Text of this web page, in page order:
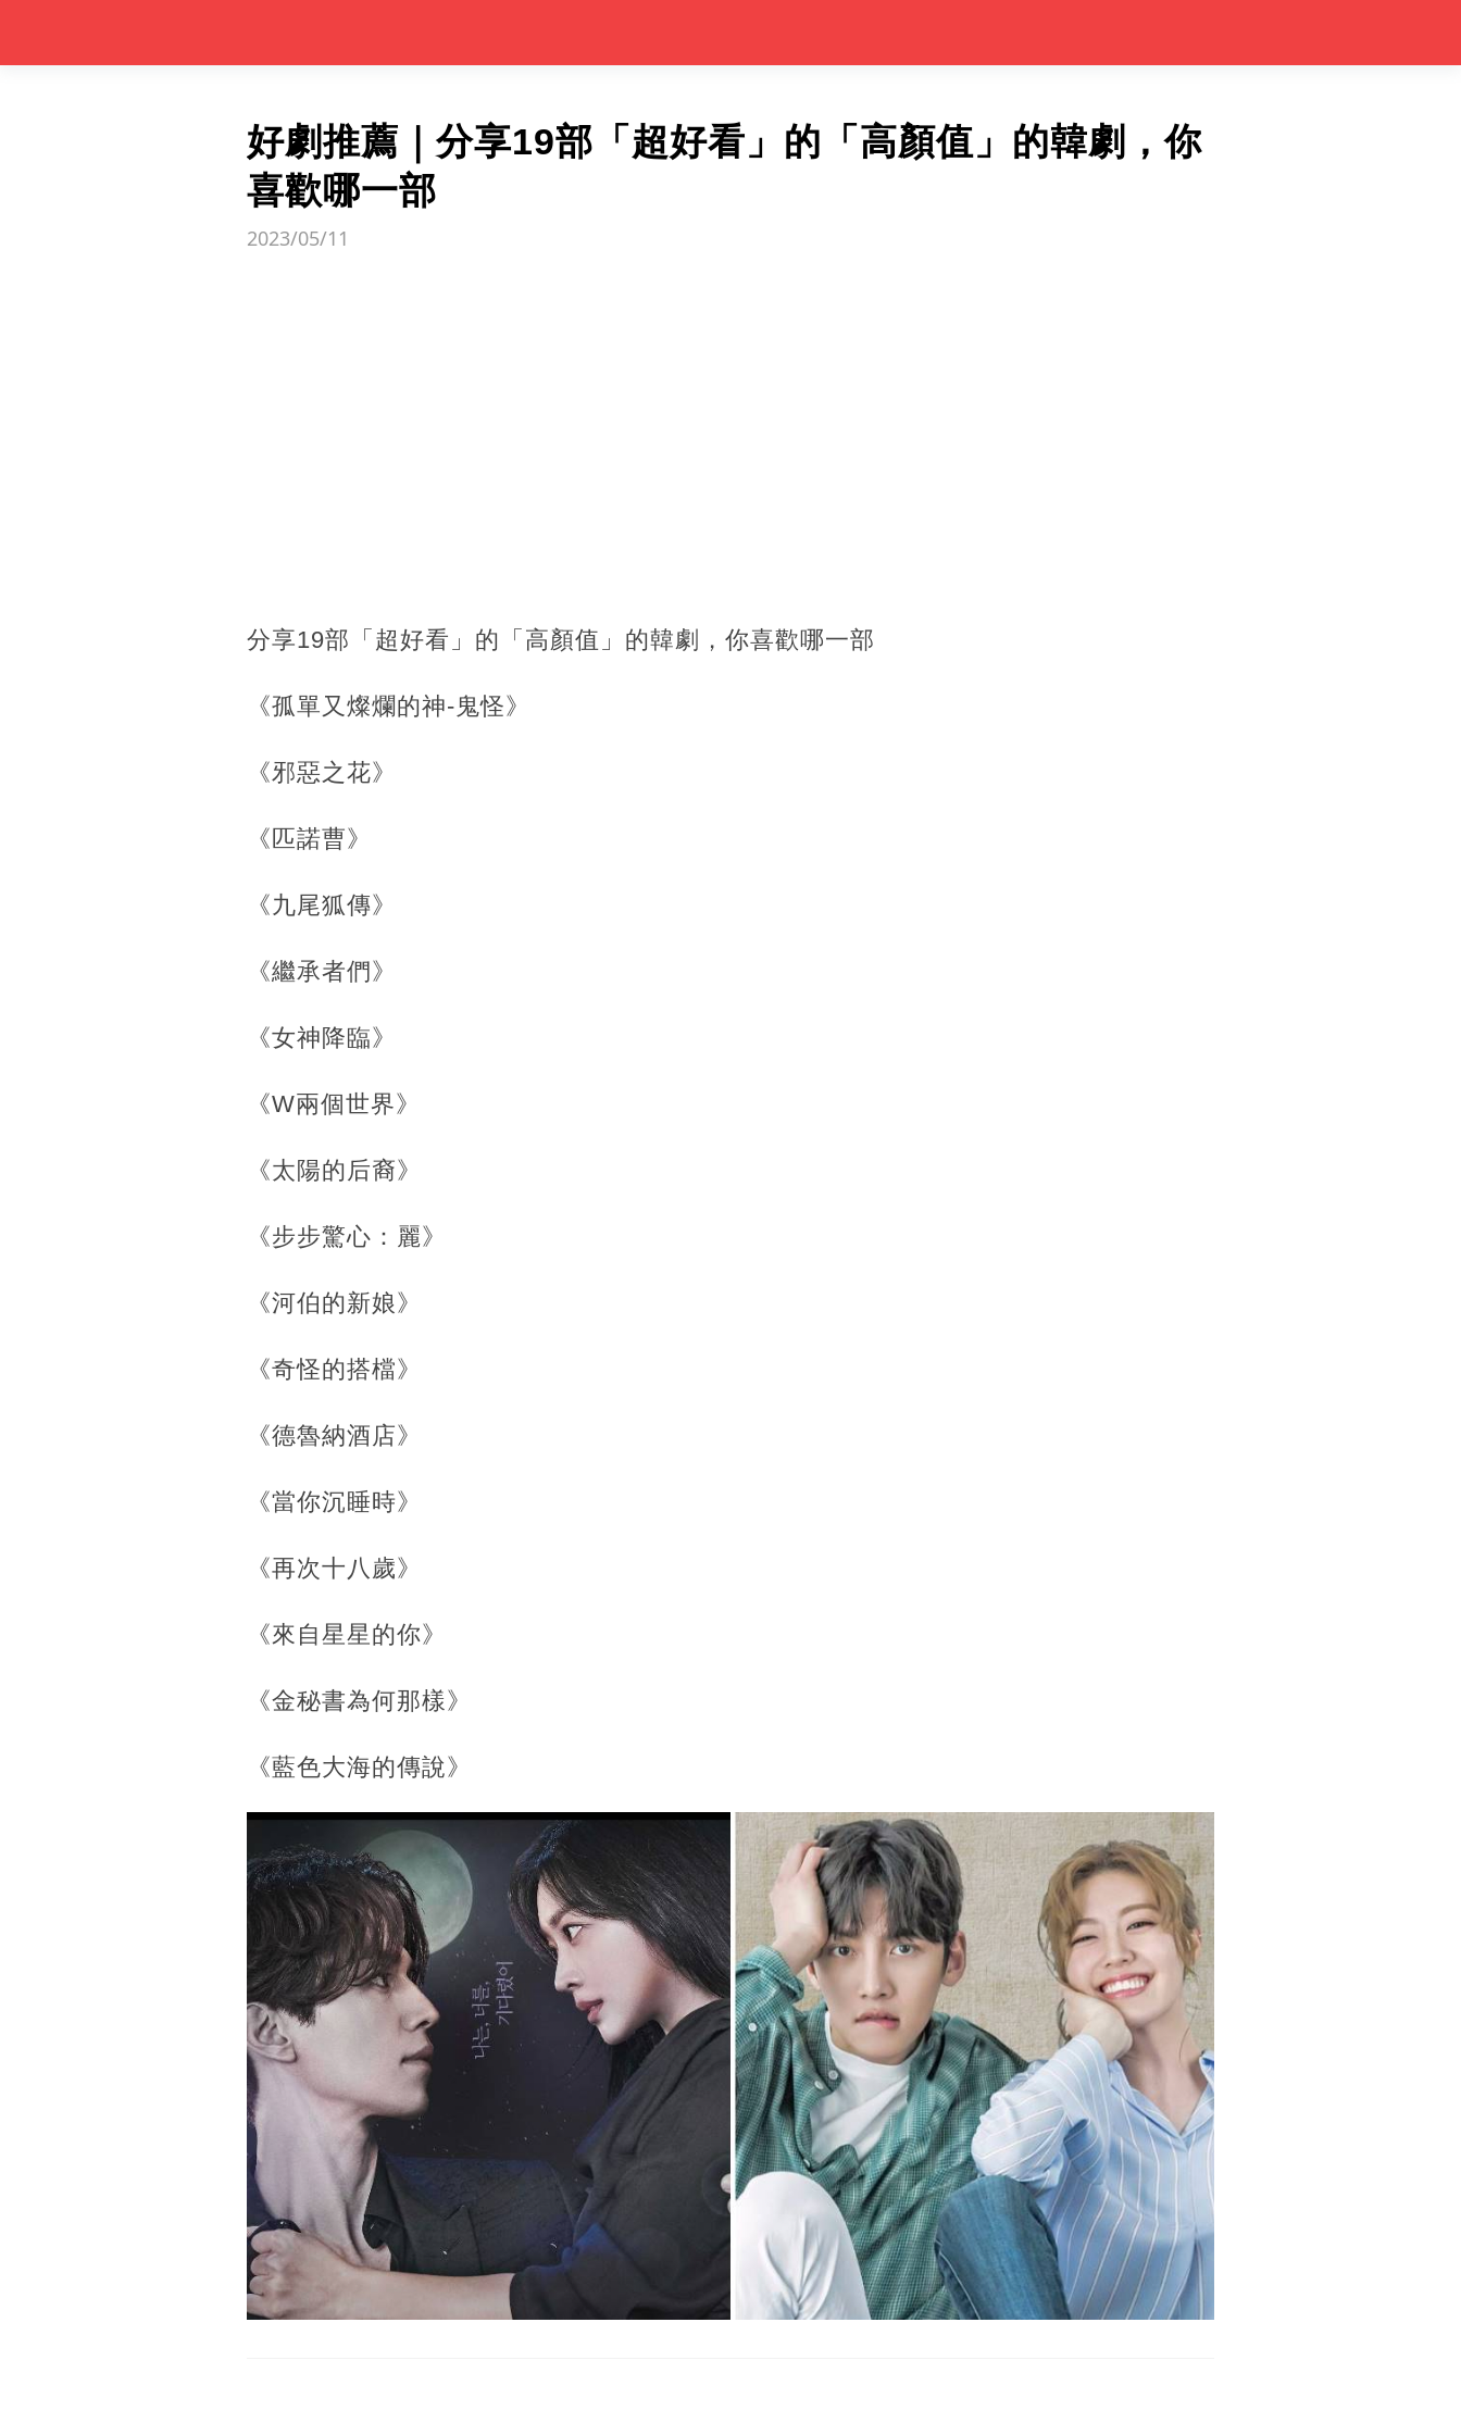
好劇推薦｜分享19部「超好看」的「高顏值」的韓劇，你
喜歡哪一部
2023/05/11
分享19部「超好看」的「高顏值」的韓劇，你喜歡哪一部
《孤單又燦爛的神-鬼怪》
《邪惡之花》
《匹諾曹》
《九尾狐傳》
《繼承者們》
《女神降臨》
《W兩個世界》
《太陽的后裔》
《步步驚心：麗》
《河伯的新娘》
《奇怪的搭檔》
《德魯納酒店》
《當你沉睡時》
《再次十八歲》
《來自星星的你》
《金秘書為何那樣》
《藍色大海的傳說》